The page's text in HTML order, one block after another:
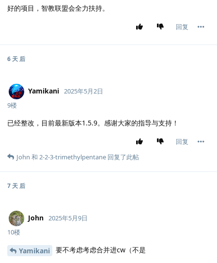
好的项目，智教联盟会全力扶持。
回复
6 天 后
Yamikani 2025年5月2日
9楼
已经整改，目前最新版本1.5.9。感谢大家的指导与支持！
回复
John 和 2-2-3-trimethylpentane 回复了此帖
7 天 后
John 2025年5月9日
10楼
Yamikani 要不考虑考虑合并进cw（不是